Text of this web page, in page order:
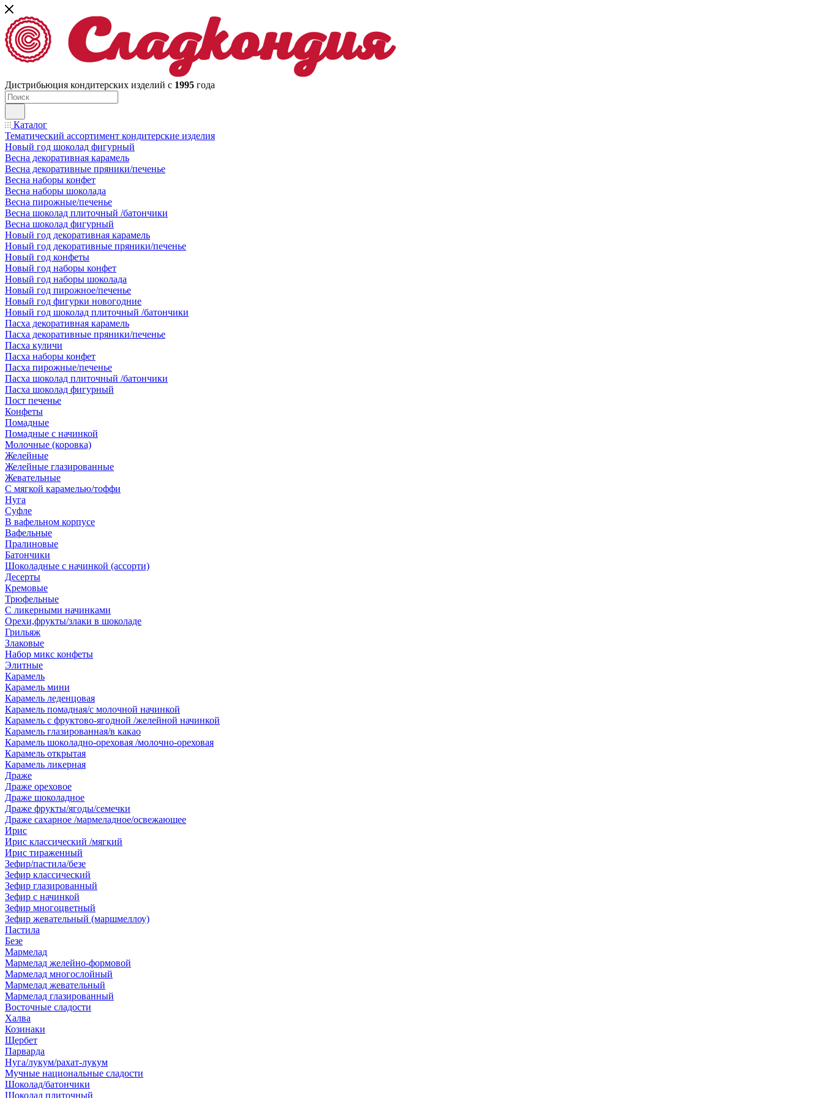
Дистрибьюция кондитерских изделий с 1995 года
Каталог
Тематический ассортимент кондитерские изделия
Новый год шоколад фигурный
Весна декоративная карамель
Весна декоративные пряники/печенье
Весна наборы конфет
Весна наборы шоколада
Весна пирожные/печенье
Весна шоколад плиточный /батончики
Весна шоколад фигурный
Новый год декоративная карамель
Новый год декоративные пряники/печенье
Новый год конфеты
Новый год наборы конфет
Новый год наборы шоколада
Новый год пирожное/печенье
Новый год фигурки новогодние
Новый год шоколад плиточный /батончики
Пасха декоративная карамель
Пасха декоративные пряники/печенье
Пасха куличи
Пасха наборы конфет
Пасха пирожные/печенье
Пасха шоколад плиточный /батончики
Пасха шоколад фигурный
Пост печенье
Конфеты
Помадные
Помадные с начинкой
Молочные (коровка)
Желейные
Желейные глазированные
Жевательные
С мягкой карамелью/тоффи
Нуга
Суфле
В вафельном корпусе
Вафельные
Пралиновые
Батончики
Шоколадные с начинкой (ассорти)
Десерты
Кремовые
Трюфельные
С ликерными начинками
Орехи,фрукты/злаки в шоколаде
Грильяж
Злаковые
Набор микс конфеты
Элитные
Карамель
Карамель мини
Карамель леденцовая
Карамель помадная/с молочной начинкой
Карамель с фруктово-ягодной /желейной начинкой
Карамель глазированная/в какао
Карамель шоколадно-ореховая /молочно-ореховая
Карамель открытая
Карамель ликерная
Драже
Драже ореховое
Драже шоколадное
Драже фрукты/ягоды/семечки
Драже сахарное /мармеладное/освежающее
Ирис
Ирис классический /мягкий
Ирис тираженный
Зефир/пастила/безе
Зефир классический
Зефир глазированный
Зефир с начинкой
Зефир многоцветный
Зефир жевательный (маршмеллоу)
Пастила
Безе
Мармелад
Мармелад желейно-формовой
Мармелад многослойный
Мармелад жевательный
Мармелад глазированный
Восточные сладости
Халва
Козинаки
Щербет
Парварда
Нуга/лукум/рахат-лукум
Мучные национальные сладости
Шоколад/батончики
Шоколад плиточный